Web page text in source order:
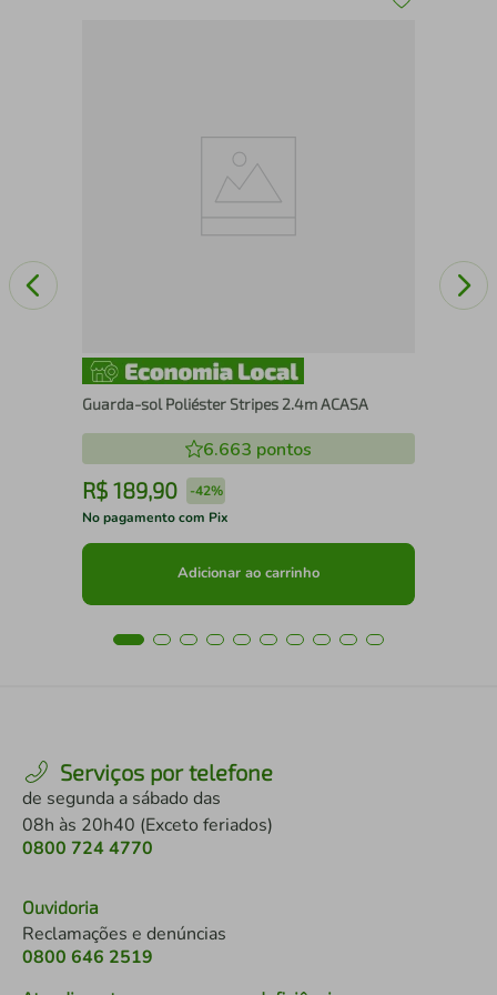
Guarda-sol Poliéster Stripes 2.4m ACASA
6.663 pontos
R$ 189,90 -42%
No pagamento com Pix
Adicionar ao carrinho
Serviços por telefone
de segunda a sábado das
08h às 20h40 (Exceto feriados)
0800 724 4770
Ouvidoria
Reclamações e denúncias
0800 646 2519